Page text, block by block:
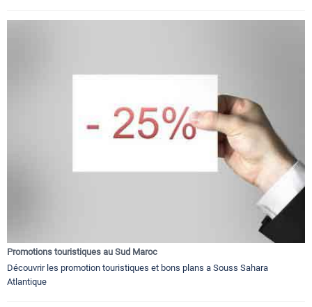
Promotions touristiques au Sud Maroc
Découvrir les promotion touristiques et bons plans a Souss Sahara
Atlantique